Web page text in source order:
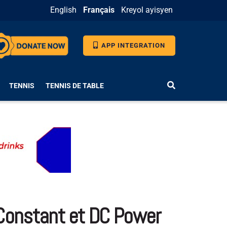
English Français Kreyol ayisyen
APP INTEGRATION
TENNIS TENNIS DE TABLE
et DC Power